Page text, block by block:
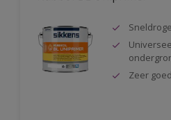
Zeer